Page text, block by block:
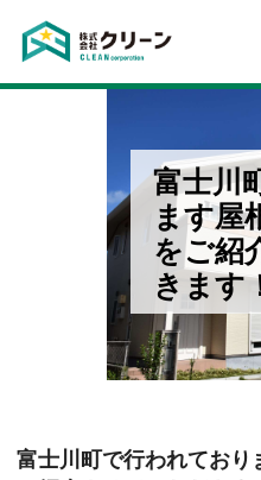
富士川
ます屋
をご紹
きます
富士川町で行われてお